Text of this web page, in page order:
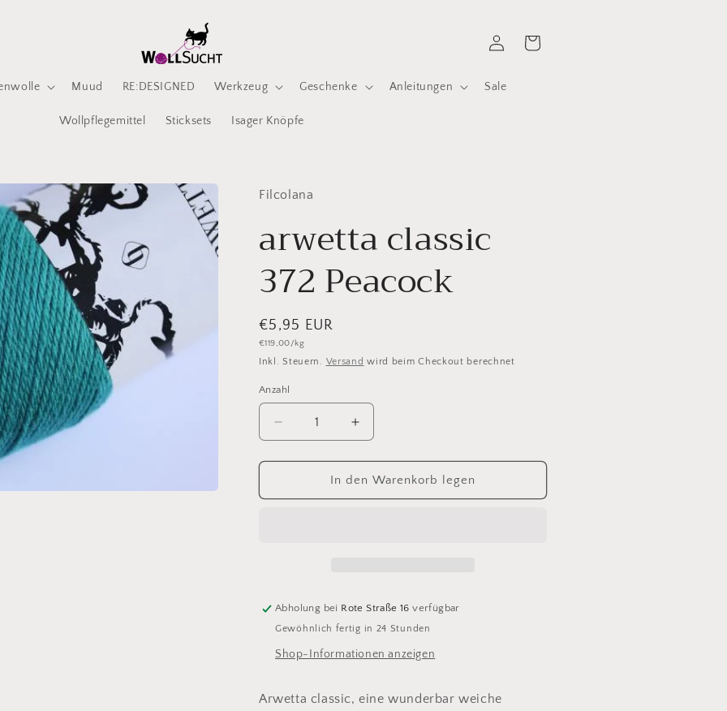
Muud RE:DESIGNED Werkzeug Geschenke Anleitungen Sale
Wollpflegemittel Sticksets Isager Knöpfe
EinloggenWarenkorb
Filcolana
arwetta classic
372 Peacock
Normaler
Preis
€5,95 EUR
Grundpreis
€119,00/kg
Inkl. Steuern. Versand wird beim Checkout berechnet
Anzahl
Anzahl
Verringere
die
Menge
arwetta
Erhöhe
die
Menge
für
arwetta
In den Warenkorb legen
Abholung bei Rote Straße 16 verfügbar
Gewöhnlich fertig in 24 Stunden
Shop-Informationen anzeigen
Arwetta classic, eine wunderbar weiche